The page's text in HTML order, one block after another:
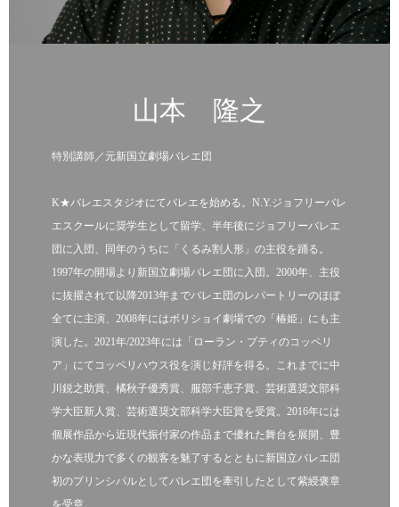
山本 隆之
特別講師／元新国立劇場バレエ団
K★バレエスタジオにてバレエを始める。N.Y.ジョフリーバレ
エスクールに奨学生として留学、半年後にジョフリーバレエ
団に入団、同年のうちに「くるみ割人形」の主役を踊る。
1997年の開場より新国立劇場バレエ団に入団。2000年、主役
に抜擢されて以降2013年までバレエ団のレパートリーのほぼ
全てに主演、2008年にはボリショイ劇場での「椿姫」にも主
演した。2021年/2023年には「ローラン・プティのコッペリ
ア」にてコッペリハウス役を演じ好評を得る。これまでに中
川鋭之助賞、橘秋子優秀賞、服部千恵子賞、芸術選奨文部科
学大臣新人賞、芸術選奨文部科学大臣賞を受賞。2016年には
個展作品から近現代振付家の作品まで優れた舞台を展開、豊
かな表現力で多くの観客を魅了するとともに新国立バレエ団
初のプリンシパルとしてバレエ団を牽引したとして紫綬褒章
を受章。